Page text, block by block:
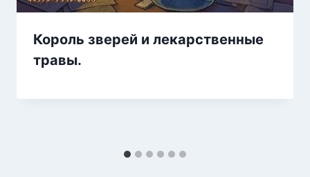
Король зверей и лекарственные
травы.